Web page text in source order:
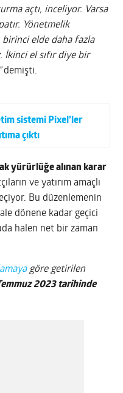
açtı, inceliyor. Varsa
Yönetmelik
birinci elde daha fazla
İkinci el sıfır diye bir
demişti.
sistemi Pixel’ler
çıktı
yürürlüğe alınan karar
ve yatırım amaçlı
Bu düzenlemenin
dönene kadar geçici
halen net bir zaman
göre getirilen
2023 tarihinde